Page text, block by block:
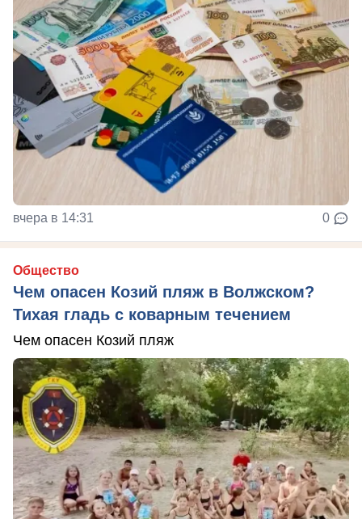
вчера в 14:31 0
Общество
Чем опасен Козий пляж в Волжском?
Тихая гладь с коварным течением
Чем опасен Козий пляж